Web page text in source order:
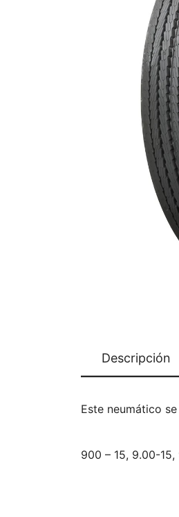
Descripción
Este neumático
900 – 15, 9.00-